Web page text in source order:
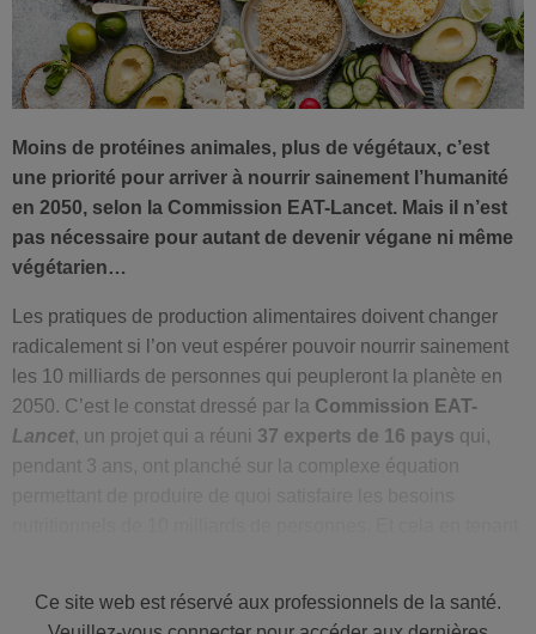
Moins de protéines animales, plus de végétaux, c’est
une priorité pour arriver à nourrir sainement l’humanité
en 2050, selon la Commission EAT-Lancet. Mais il n’est
pas nécessaire pour autant de devenir végane ni même
végétarien…
Les pratiques de production alimentaires doivent changer
radicalement si l’on veut espérer pouvoir nourrir sainement
les 10 milliards de personnes qui peupleront la planète en
2050. C’est le constat dressé par la Commission EAT-
Lancet, un projet qui a réuni 37 experts de 16 pays qui,
pendant 3 ans, ont planché sur la complexe équation
l’azote et du phosphore.
Ce site web est réservé aux professionnels de la santé.